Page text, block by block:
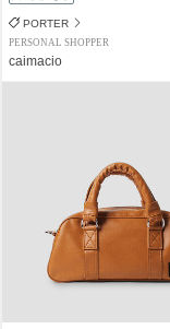
PORTER
PERSONAL SHOPPER
caimacio